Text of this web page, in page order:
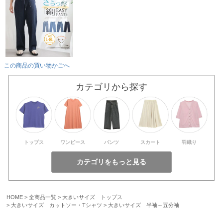
この商品の買い物かごへ
カテゴリから探す
トップス ワンピース パンツ スカート 羽織り
HOME 全商品一覧
大きいサイズ トップス
大きいサイズ カットソー・Tシャツ
大きいサイズ 半袖～五分袖